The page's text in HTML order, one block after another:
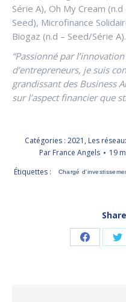
Série A), Oh My Cream
Seed), Microfinance
Biogaz (n.d – Seed/Série A).
“Passionné par
d’entrepreneurs, je suis
grandissant des Business
sur l’aspect financier que
Catégories : 2021 , Les
Par France Angels 19
Étiquettes :
Chargé
Partager